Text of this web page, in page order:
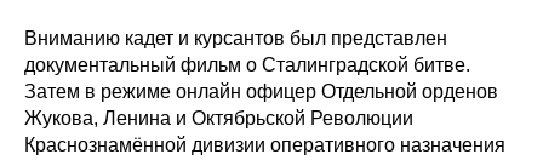
Вниманию кадет и курсантов был представлен
документальный фильм о Сталинградской битве.
Затем в режиме онлайн офицер Отдельной орденов
Жукова, Ленина и Октябрьской Революции
Краснознамённой дивизии оперативного назначения